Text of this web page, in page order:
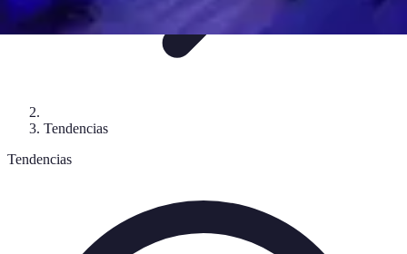
Tendencias
Tendencias